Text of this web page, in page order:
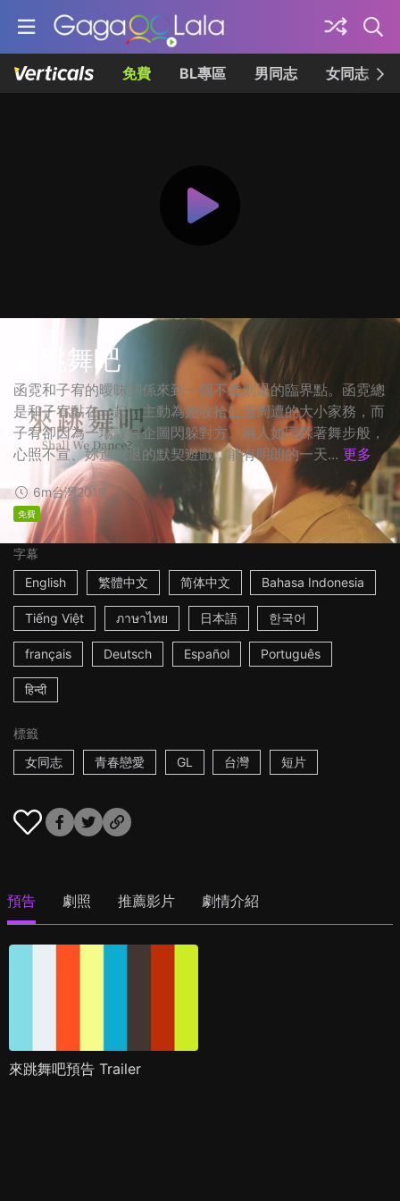
免費 BL專區 男同志 女同志
來跳舞吧
函霓和子宥的曖昧關係來到一個不進則退的臨界點。函霓總
是和子宥黏在一起，主動為她收拾生活周遭的大小家務，而
子宥卻因為一場誤會企圖閃躲對方。兩人如同踩著舞步般，
心照不宣、妳進我退的默契遊戲，能有明朗的一天... 更多
6m台灣2019
免費
字幕
English
繁體中文 简体中文 Bahasa Indonesia
Tiếng Việt ภาษาไทย 日本語 한국어
français Deutsch Español Português
हिन्दी
標籤
女同志
青春戀愛 GL 台灣 短片
預告 劇照 推薦影片 劇情介紹
來跳舞吧預告 Trailer